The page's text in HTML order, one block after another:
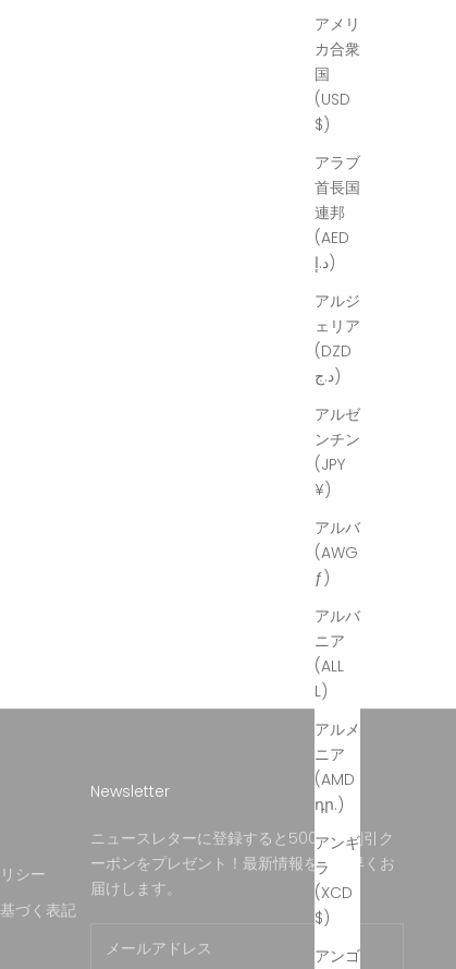
アメリ
カ合衆
国
(USD
$)
アラブ
首長国
連邦
(AED
د.إ)
アルジ
ェリア
(DZD
د.ج)
アルゼ
ンチン
(JPY
¥)
アルバ
(AWG
ƒ)
アルバ
ニア
(ALL
L)
アルメ
ニア
(AMD
դր.)
アンギ
ラ
(XCD
$)
アンゴ
シー
づく表記
Newsletter
ニュースレターに登録すると500円の割引ク
ーポンをプレゼント！最新情報をいち早くお
届けします。